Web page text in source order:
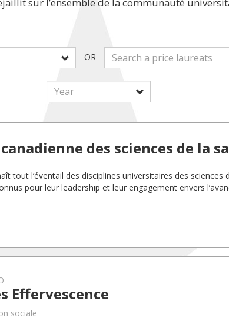
OR
des sciences de la
tout l’éventail des disciplines universitaires des sciences
pour leur leadership et leur engagement envers
Effervescence
sociale